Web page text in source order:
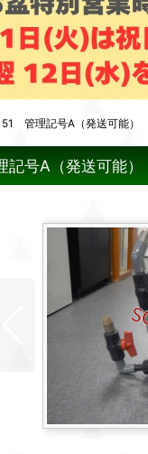
管理記号A（発送可能）
号A（発送可能）